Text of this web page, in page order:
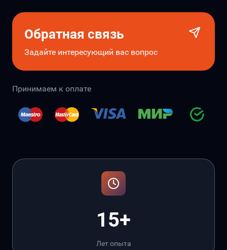
Обратная связь
Задайте интересующий вас вопрос
Принимаем к оплате
15+
Лет опыта